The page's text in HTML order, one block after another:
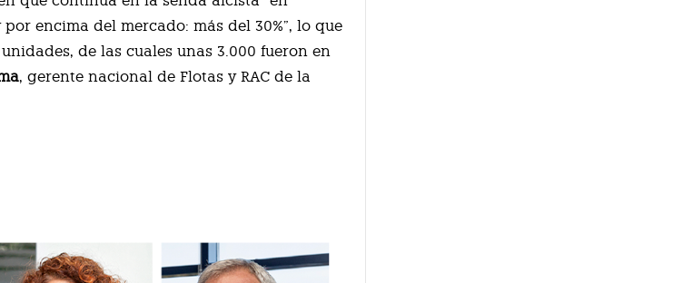
encima del mercado: más del 30%”, lo que
de las cuales unas 3.000 fueron en
, gerente nacional de Flotas y RAC de la